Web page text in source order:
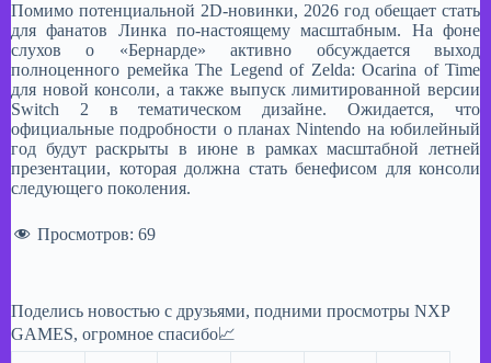
​Помимо потенциальной 2D-новинки, 2026 год обещает стать
для фанатов Линка по-настоящему масштабным. На фоне
слухов о «Бернарде» активно обсуждается выход
полноценного ремейка The Legend of Zelda: Ocarina of Time
для новой консоли, а также выпуск лимитированной версии
Switch 2 в тематическом дизайне. Ожидается, что
официальные подробности о планах Nintendo на юбилейный
год будут раскрыты в июне в рамках масштабной летней
презентации, которая должна стать бенефисом для консоли
следующего поколения.
Просмотров: 69
Поделись новостью с друзьями, подними просмотры NXP
GAMES, огромное спасибо📈